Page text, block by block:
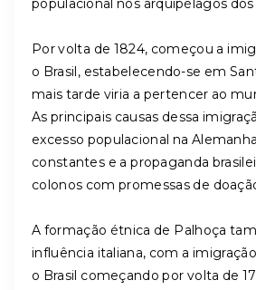
populacional nos arquipélagos dos
Por volta de 1824, começou a
o Brasil, estabelecendo-se em
mais tarde viria a pertencer ao
As principais causas dessa
excesso populacional na
constantes e a propaganda
colonos com promessas de
A formação étnica de Palhoça
influência italiana, com a
o Brasil começando por volta de